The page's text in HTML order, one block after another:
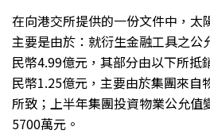
在向港交所提供的一份文件中，太
主要是由於：就衍生金融工具之公
民幣4.99億元，其部分由以下所抵
民幣1.25億元，主要由於集團來自
所致；上半年集團投資物業公允值
5700萬元。